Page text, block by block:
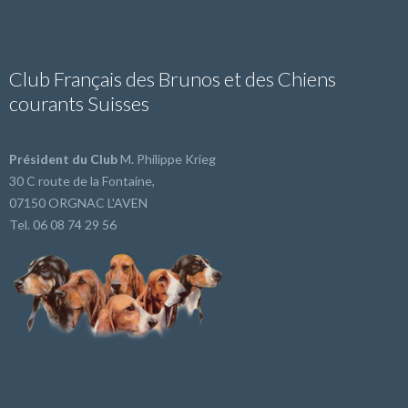
Club Français des Brunos et des Chiens
courants Suisses
Président du ClubM. Philippe Krieg
30 C route de la Fontaine,
07150 ORGNAC L'AVEN
Tel. 06 08 74 29 56